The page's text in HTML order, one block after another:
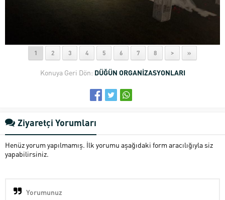
1 2 3 4 5 6 7 8 > »
Konuya Geri Dön: DÜĞÜN ORGANİZASYONLARI
Ziyaretçi Yorumları
Henüz yorum yapılmamış. İlk yorumu aşağıdaki form aracılığıyla siz
yapabilirsiniz.